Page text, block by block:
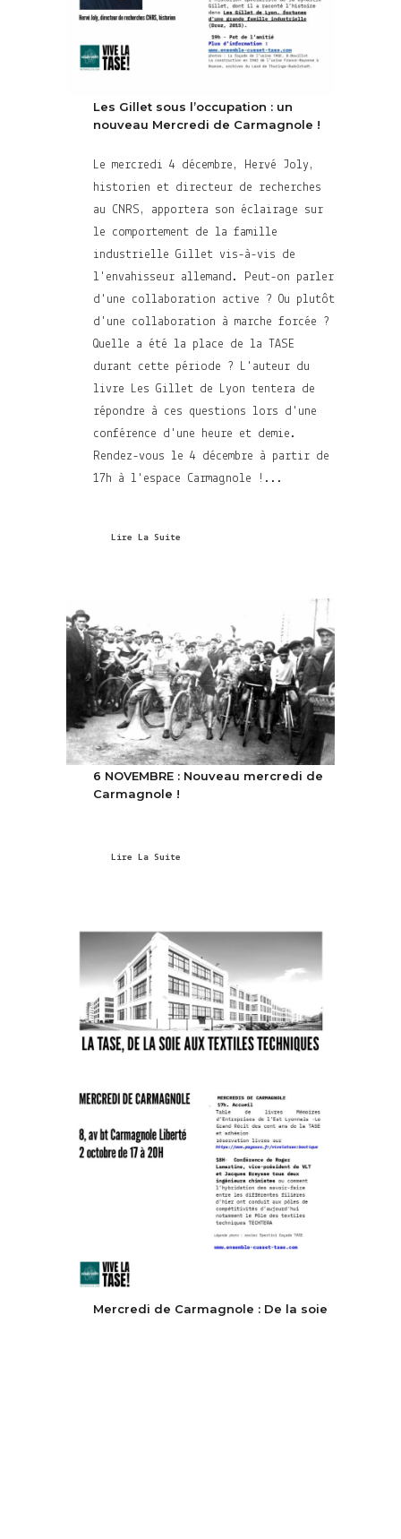
Les Gillet sous l’occupation : un
nouveau Mercredi de Carmagnole !
Le mercredi 4 décembre, Hervé Joly,
historien et directeur de recherches
au CNRS, apportera son éclairage sur
le comportement de la famille
industrielle Gillet vis-à-vis de
l'envahisseur allemand. Peut-on parler
d'une collaboration active ? Ou plutôt
d'une collaboration à marche forcée ?
Quelle a été la place de la TASE
durant cette période ? L'auteur du
livre Les Gillet de Lyon tentera de
répondre à ces questions lors d'une
conférence d'une heure et demie.
Rendez-vous le 4 décembre à partir de
17h à l'espace Carmagnole !...
Lire La Suite
6 NOVEMBRE : Nouveau mercredi de
Carmagnole !
Lire La Suite
Mercredi de Carmagnole : De la soie